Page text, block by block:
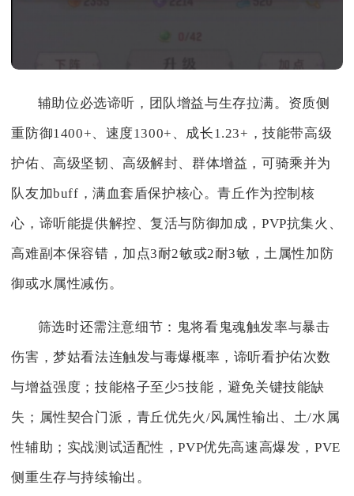
辅助位必选谛听，团队增益与生存拉满。资质侧
重防御1400+、速度1300+、成长1.23+，技能带高级
护佑、高级坚韧、高级解封、群体增益，可骑乘并为
队友加buff，满血套盾保护核心。青丘作为控制核
心，谛听能提供解控、复活与防御加成，PVP抗集火、
高难副本保容错，加点3耐2敏或2耐3敏，土属性加防
御或水属性减伤。
筛选时还需注意细节：鬼将看鬼魂触发率与暴击
伤害，梦姑看法连触发与毒爆概率，谛听看护佑次数
与增益强度；技能格子至少5技能，避免关键技能缺
失；属性契合门派，青丘优先火/风属性输出、土/水属
性辅助；实战测试适配性，PVP优先高速高爆发，PVE
侧重生存与持续输出。